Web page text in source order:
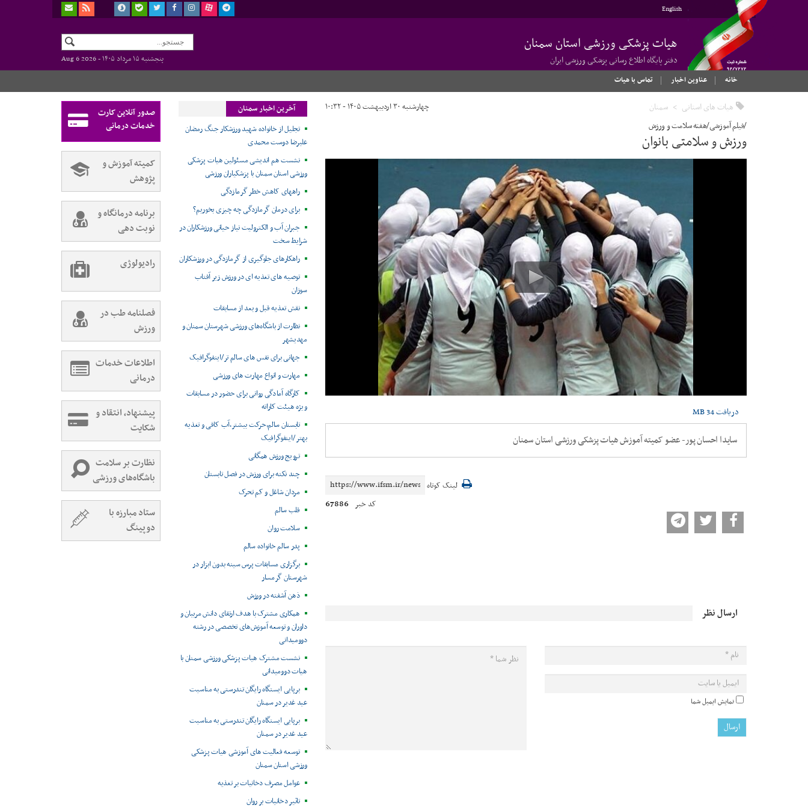
English
هیات پزشکی ورزشی استان سمنان
دفتر پایگاه اطلاع رسانی پزشکی ورزشی ایران پنجشنبه ۱۵ مرداد ۱۴۰۵ -
Aug 6 2026
خانه
عناوین اخبار تماس با هیات
هیات های استانی سمنان چهارشنبه ۳۰ اردیبهشت ۱۴۰۵ - ۱۰:۳۲
/فیلم آموزشی/هفته سلامت و ورزش
ورزش و سلامتی بانوان
دریافت34 MB
سایدا احسان پور- عضو کمیته آموزش هیات پزشکی ورزشی استان سمنان
لینک کوتاه
کد خبر 67886
ارسال نظر
نمایش ایمیل شما
آخرین اخبار سمنان
تجلیل از خانواده شهید ورزشکار جنگ رمضان
علیرضا دوست محمدی
نشست هم اندیشی مسئولین هیات پزشکی
ورزشی استان سمنان با پزشکیاران ورزشی
راههای کاهش خطر گرمازدگی
برای درمان گرمازدگی چه چیزی بخوریم؟
جبران آب و الکترولیت نیاز حیاتی ورزشکاران در
شرایط سخت
راهکارهای جلوگیری از گرمازدگی در ورزشکاران
توصیه های تغذیه ای در ورزش زیر آفتاب
سوزان
نقش تغذیه قبل و بعد از مسابقات
نظارت از باشگاه‌های ورزشی شهرستان سمنان و
مهدیشهر
جهانی برای نفس های سالم تر/اینفوگرافیک
مهارت و انواع مهارت های ورزشی
کارگاه آمادگی روانی برای حضور در مسابقات
ویژه هیئت کاراته
تابستان سالم،حرکت بیشتر،آب کافی و تغذیه
بهتر /اینفوگرافیک
ترویج ورزش همگانی
چند نکته برای ورزش در فصل تابستان
مردان شاغل و کم تحرک
قلب سالم
سلامت روان
پدر سالم خانواده سالم
برگزاری مسابقات پرس سینه بدون ابزار در
شهرستان گرمسار
ذهن آشفته در ورزش
همکاری مشترک با هدف ارتقای دانش مربیان و
داوران و توسعه آموزش‌های تخصصی در رشته
دوومیدانی
نشست مشترک هیات پزشکی ورزشی سمنان با
هیات دوومیدانی
برپایی ایستگاه رایگان تندرستی به مناسبت
عید غدیر در سمنان
برپایی ایستگاه رایگان تندرستی به مناسبت
عید غدیر در سمنان
توسعه فعالیت های آموزشی هیات پزشکی
ورزشی استان سمنان
عوامل مصرف دخانیات بر تغذیه
تاثیر دخانیات بر روان
صدور آنلاین کارت
خدمات درمانی
کمیته آموزش و
پژوهش
برنامه درمانگاه و
نوبت دهی
رادیولوژی
فصلنامه طب در
ورزش
اطلاعات خدمات
درمانی
پیشنهاد، انتقاد و
شکایت
نظارت بر سلامت
باشگاه‌های ورزشی
ستاد مبارزه با
دوپینگ